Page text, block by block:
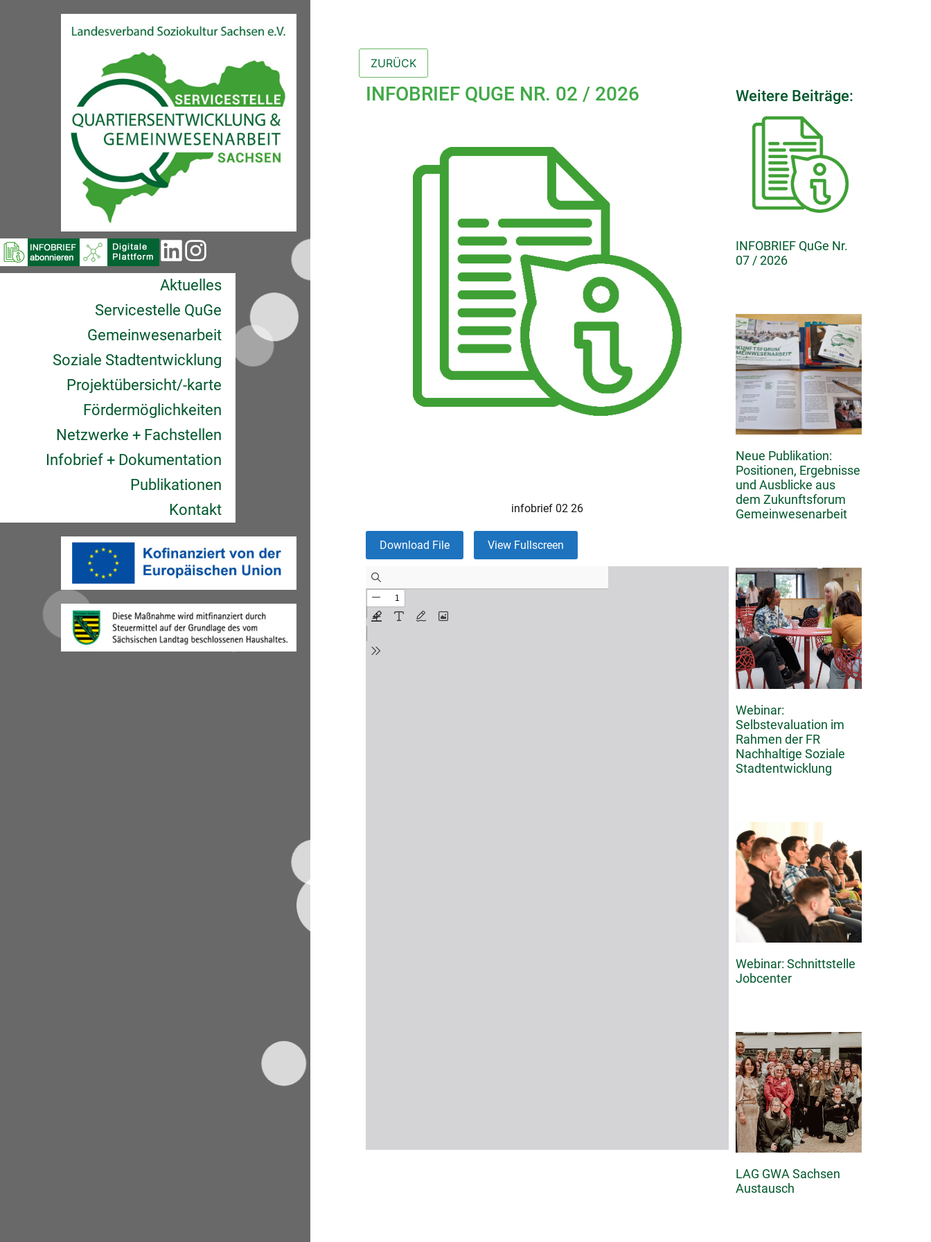
Aktuelles
Servicestelle QuGe
Gemeinwesenarbeit
Soziale Stadtentwicklung
Projektübersicht/-karte
Fördermöglichkeiten
Netzwerke + Fachstellen
Infobrief + Dokumentation
Publikationen
Kontakt
INFOBRIEF QUGE NR. 02 / 2026
infobrief 02 26
Download File View Fullscreen
Weitere Beiträge:
INFOBRIEF QuGe Nr.
07 / 2026
Neue Publikation:
Positionen, Ergebnisse
und Ausblicke aus
dem Zukunftsforum
Gemeinwesenarbeit
Webinar:
Selbstevaluation im
Rahmen der FR
Nachhaltige Soziale
Stadtentwicklung
Webinar: Schnittstelle
Jobcenter
LAG GWA Sachsen
Austausch